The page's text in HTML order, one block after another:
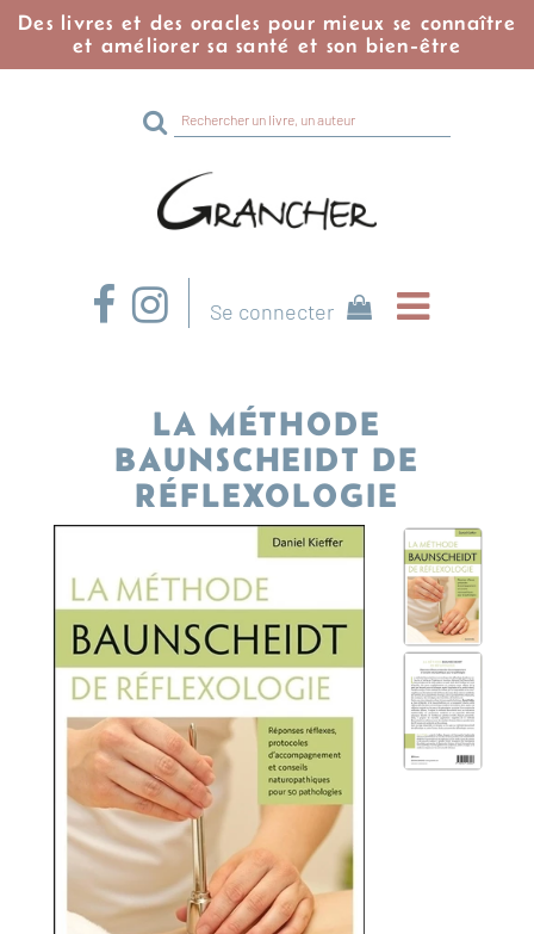
Des livres et des oracles pour mieux se connaître
et améliorer sa santé et son bien-être
Rechercher
sur
Se connecter
LA MÉTHODE
BAUNSCHEIDT DE
RÉFLEXOLOGIE